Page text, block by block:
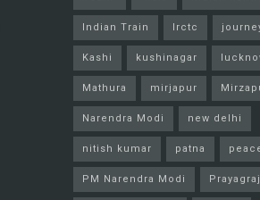
Indian Train Irctc
Kashi kushinagar
Mathura mirjapur
Narendra Modi new delhi
nitish kumar patna
PM Narendra Modi Prayagraj